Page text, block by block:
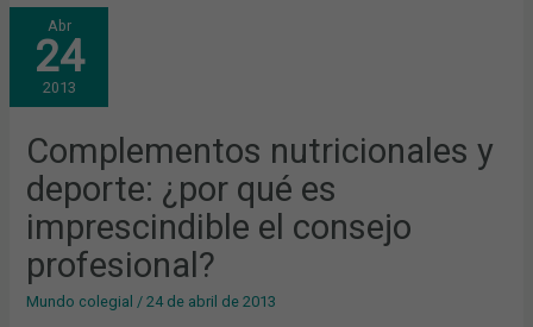
Abr
24
2013
Complementos nutricionales y
deporte: ¿por qué es
imprescindible el consejo
profesional?
Mundo colegial /24 de abril de 2013
COMPLEMENTOS
NUTRICIONALES
Y
DEPORTE:
¿POR
QUÉ
ES
CONSEJO
PROFESIONAL?